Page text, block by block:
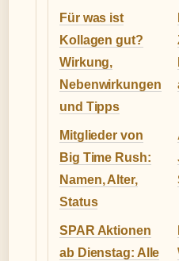
Für was ist
Kollagen gut?
Wirkung,
Nebenwirkungen
und Tipps
Mitglieder von
Big Time Rush:
Namen, Alter,
Status
SPAR Aktionen
ab Dienstag: Alle